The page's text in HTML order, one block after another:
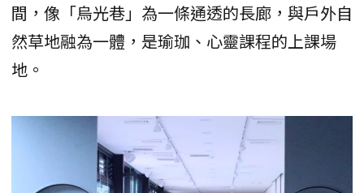
間，像「烏光巷」為一條通透的長廊，與戶外自
然草地融為一體，是瑜珈、心靈課程的上課場
地。